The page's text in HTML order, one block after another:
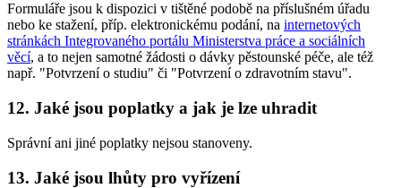
Formuláře jsou k dispozici v tištěné podobě na příslušném úřadu
nebo ke stažení, příp. elektronickému podání, na internetových
stránkách Integrovaného portálu Ministerstva práce a sociálních
věcí, a to nejen samotné žádosti o dávky pěstounské péče, ale též
např. "Potvrzení o studiu" či "Potvrzení o zdravotním stavu".
12. Jaké jsou poplatky a jak je lze uhradit
Správní ani jiné poplatky nejsou stanoveny.
13. Jaké jsou lhůty pro vyřízení